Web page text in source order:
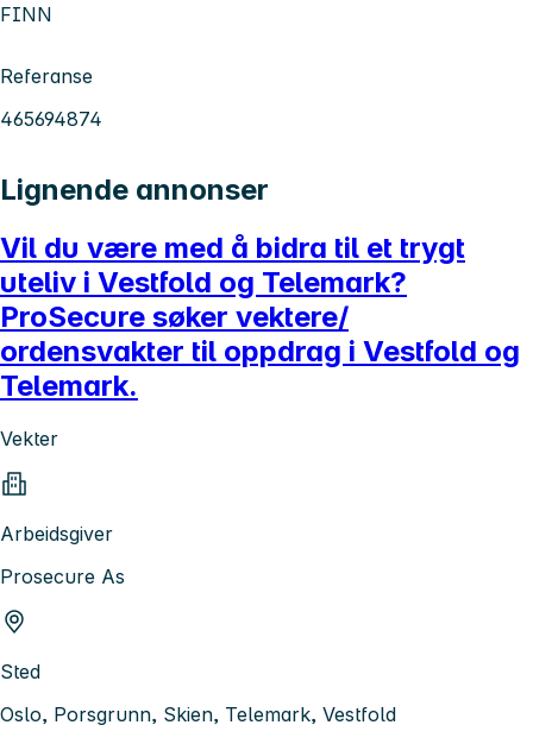
FINN
Referanse
465694874
Lignende annonser
Vil du være med å bidra til et trygt
uteliv i Vestfold og Telemark?
ProSecure søker vektere/
ordensvakter til oppdrag i Vestfold og
Telemark.
Vekter
Arbeidsgiver
Prosecure As
Sted
Oslo, Porsgrunn, Skien, Telemark, Vestfold